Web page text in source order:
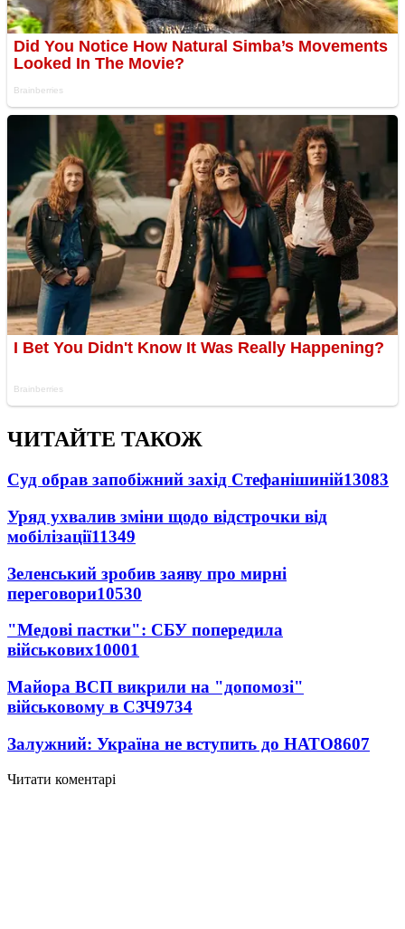
ЧИТАЙТЕ ТАКОЖ
Суд обрав запобіжний захід Стефанішиній13083
Уряд ухвалив зміни щодо відстрочки від
мобілізації11349
Зеленський зробив заяву про мирні
переговори10530
"Медові пастки": СБУ попередила
військових10001
Майора ВСП викрили на "допомозі"
військовому в СЗЧ9734
Залужний: Україна не вступить до НАТО8607
Читати коментарі